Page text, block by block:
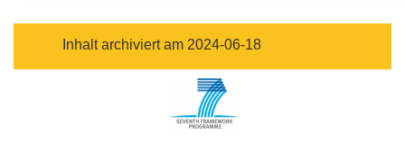
Inhalt archiviert am 2024-06-18